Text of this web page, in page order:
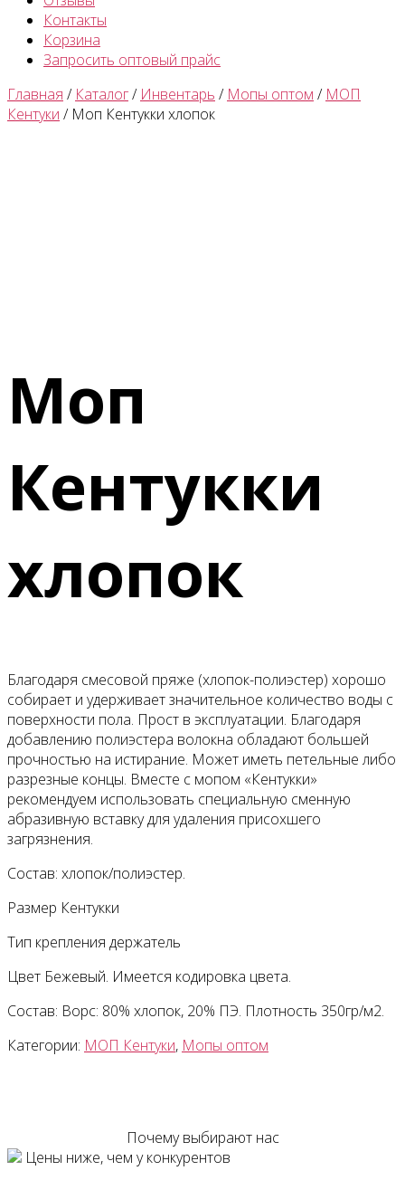
Контакты
Корзина
Запросить оптовый прайс
Главная / Каталог/ Инвентарь / Мопы оптом / МОП
Кентуки / Моп Кентукки хлопок
Моп
Кентукки
хлопок
Благодаря смесовой пряже (хлопок-полиэстер) хорошо
собирает и удерживает значительное количество воды с
поверхности пола. Прост в эксплуатации. Благодаря
добавлению полиэстера волокна обладают большей
прочностью на истирание. Может иметь петельные либо
разрезные концы. Вместе с мопом «Кентукки»
рекомендуем использовать специальную сменную
абразивную вставку для удаления присохшего
загрязнения.
Состав: хлопок/полиэстер.
Размер Кентукки
Тип крепления держатель
Цвет Бежевый. Имеется кодировка цвета.
Состав: Ворс: 80% хлопок, 20% ПЭ. Плотность 350гр/м2.
Категории: МОП Кентуки, Мопы оптом
Почему выбирают нас
Цены ниже, чем у конкурентов